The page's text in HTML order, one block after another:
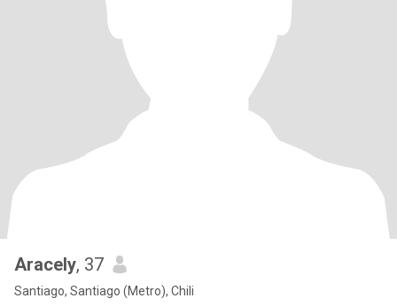
Aracely, 37
Santiago, Santiago (Metro), Chili